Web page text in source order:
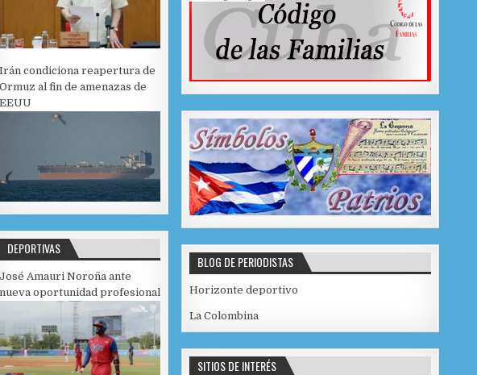
Irán condiciona reapertura de
Ormuz al fin de amenazas de
EEUU
DEPORTIVAS
José Amauri Noroña ante
nueva oportunidad profesional
BLOG DE PERIODISTAS
Horizonte deportivo
La Colombina
SITIOS DE INTERÉS